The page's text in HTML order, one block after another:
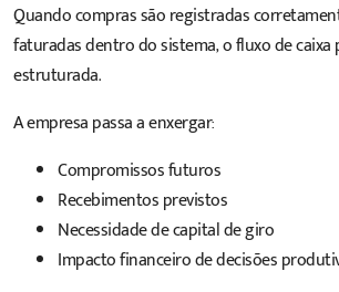
Quando compras são registradas
faturadas dentro do sistema, o fluxo de caixa
estruturada.
A empresa passa a enxergar:
Compromissos futuros
Recebimentos previstos
Necessidade de capital de giro
Impacto financeiro de decisões